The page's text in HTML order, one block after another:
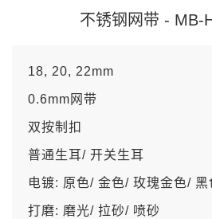
不锈钢网带 - MB-
18, 20, 22mm
0.6mm网带
双按制扣
普通生耳/ 开关生耳
电镀: 原色/ 金色/ 玫瑰金色/ 黑
打磨: 磨光/ 拉砂/ 喷砂